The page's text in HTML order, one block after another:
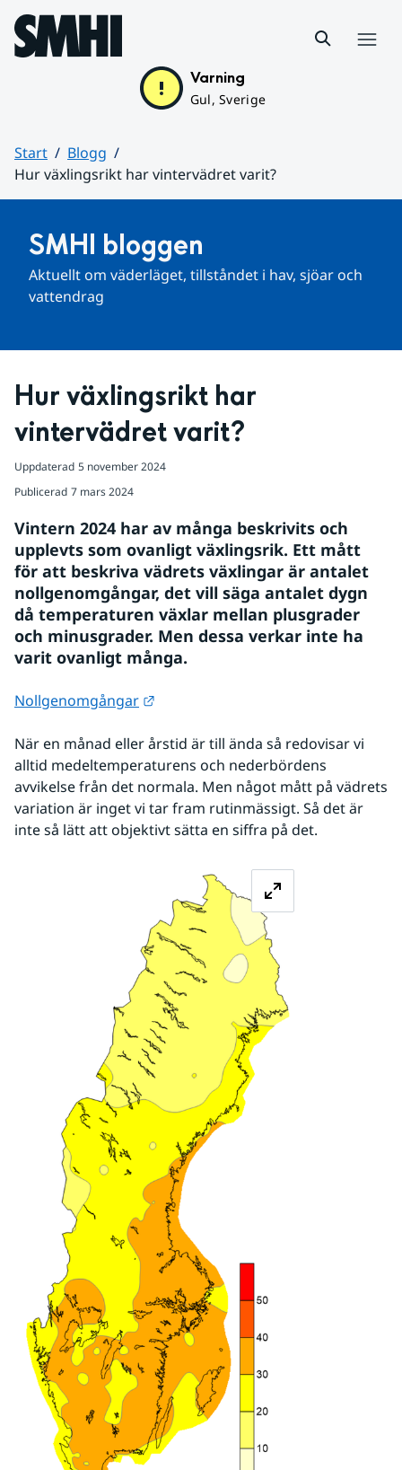
Hoppa till sidans innehåll
Varning
Gul, Sverige
Start
Blogg
Hur växlingsrikt har vintervädret varit?
SMHI bloggen
Aktuellt om väderläget, tillståndet i hav, sjöar och
vattendrag
Hur växlingsrikt har
vintervädret varit?
Uppdaterad 5 november 2024
Publicerad 7 mars 2024
Vintern 2024 har av många beskrivits och
upplevts som ovanligt växlingsrik. Ett mått
för att beskriva vädrets växlingar är antalet
nollgenomgångar, det vill säga antalet dygn
då temperaturen växlar mellan plusgrader
och minusgrader. Men dessa verkar inte ha
varit ovanligt många.
Nollgenomgångar
När en månad eller årstid är till ända så redovisar vi
alltid medeltemperaturens och nederbördens
avvikelse från det normala. Men något mått på vädrets
variation är inget vi tar fram rutinmässigt. Så det är
inte så lätt att objektivt sätta en siffra på det.